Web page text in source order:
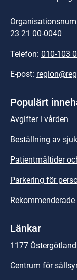
23 21 00-0040
Telefon: 010-103
E-post:
Populärt
Avgifter i vården
Beställning av
Patientmåltider
Parkering för
Länkar
1177 Östergötland
Centrum för